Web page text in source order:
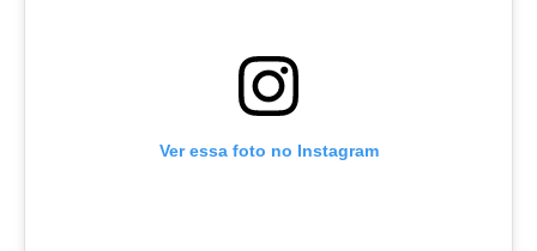
Ver essa foto no Instagram